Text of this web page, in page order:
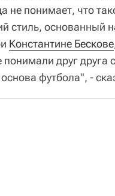
не понимает, что
стиль, основанный
Константине Бескове
друг друга
футбола", -